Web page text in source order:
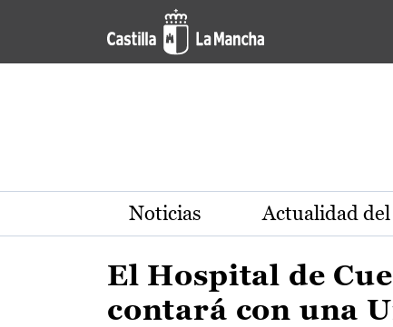
Pasar al contenido principal
Actualidad de la región de
Noticias Actualidad
El Hospital de
contará con una